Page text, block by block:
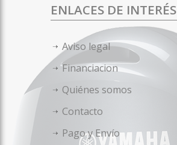
ENLACES DE INTERÉS
Aviso legal
Financiacion
Quiénes somos
Contacto
Pago y Envío